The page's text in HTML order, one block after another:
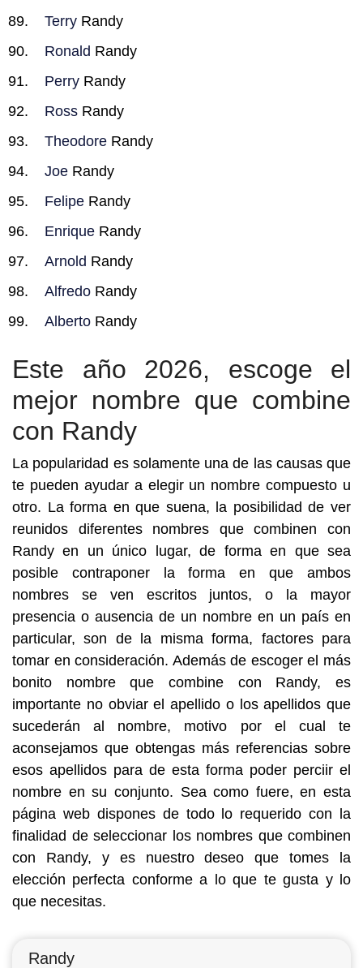
Terry Randy
Ronald Randy
Perry Randy
Ross Randy
Theodore Randy
Joe Randy
Felipe Randy
Enrique Randy
Arnold Randy
Alfredo Randy
Alberto Randy
Este año 2026, escoge el
mejor nombre que combine
con Randy
La popularidad es solamente una de las causas que
te pueden ayudar a elegir un nombre compuesto u
otro. La forma en que suena, la posibilidad de ver
reunidos diferentes nombres que combinen con
Randy en un único lugar, de forma en que sea
posible contraponer la forma en que ambos
nombres se ven escritos juntos, o la mayor
presencia o ausencia de un nombre en un país en
particular, son de la misma forma, factores para
tomar en consideración. Además de escoger el más
bonito nombre que combine con Randy, es
importante no obviar el apellido o los apellidos que
sucederán al nombre, motivo por el cual te
aconsejamos que obtengas más referencias sobre
esos apellidos para de esta forma poder perciir el
nombre en su conjunto. Sea como fuere, en esta
página web dispones de todo lo requerido con la
finalidad de seleccionar los nombres que combinen
con Randy, y es nuestro deseo que tomes la
elección perfecta conforme a lo que te gusta y lo
que necesitas.
Randy